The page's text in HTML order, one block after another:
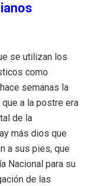
se utilizan los
como
semanas la
a la postre era
de la
más dios que
a sus pies, que
Nacional para su
de las